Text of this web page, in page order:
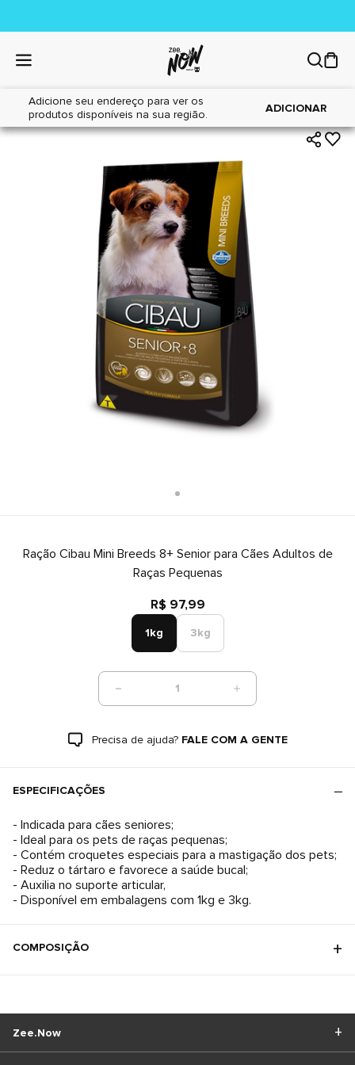
Adicione seu endereço para ver os
produtos disponíveis na sua região.
ADICIONAR
Home|Cães|Alimentos
Ração Cibau Mini Breeds 8+ Senior para Cães Adultos de
Raças Pequenas
R$ 97,99
1kg 3kg
1
Precisa de ajuda? FALE COM A GENTE
ESPECIFICAÇÕES
- Indicada para cães seniores;
- Ideal para os pets de raças pequenas;
- Contém croquetes especiais para a mastigação dos pets;
- Reduz o tártaro e favorece a saúde bucal;
- Auxilia no suporte articular,
- Disponível em embalagens com 1kg e 3kg.
COMPOSIÇÃO
Zee.Now